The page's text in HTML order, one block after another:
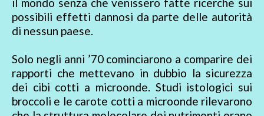
il mondo senza che venissero fatte ricerche sui
possibili effetti dannosi da parte delle autorità
di nessun paese.
Solo negli anni ’70 cominciarono a comparire dei
rapporti che mettevano in dubbio la sicurezza
dei cibi cotti a microonde. Studi istologici sui
broccoli e le carote cotti a microonde rilevarono